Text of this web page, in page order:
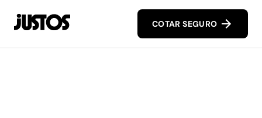
COTAR SEGURO